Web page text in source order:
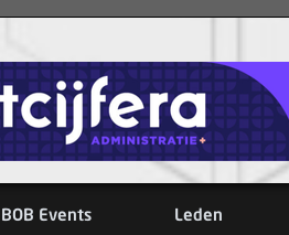
BOB Events Leden